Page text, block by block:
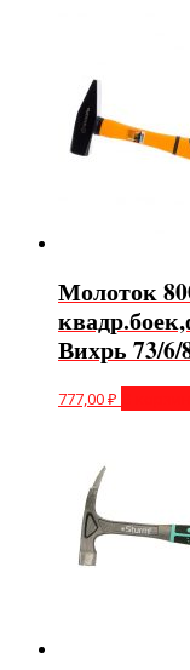
Молоток
Вихрь 73/6/
777,00₽